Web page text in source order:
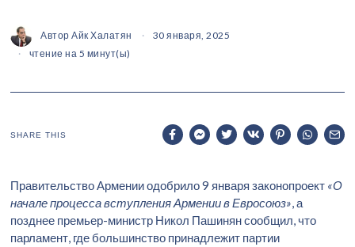
АвторАйк Халатян
30 января, 2025
чтение на 5 минут(ы)
SHARE THIS
Правительство Армении одобрило 9 января законопроект «О
начале процесса вступления Армении в Евросоюз», а
позднее премьер-министр Никол Пашинян сообщил, что
парламент, где большинство принадлежит партии